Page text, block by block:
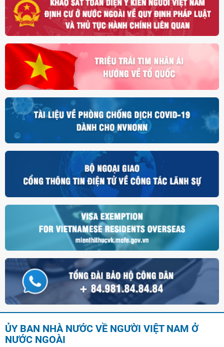
ỦY BAN NHÀ NƯỚC VỀ NGƯỜI VIỆT NAM Ở
NƯỚC NGOÀI